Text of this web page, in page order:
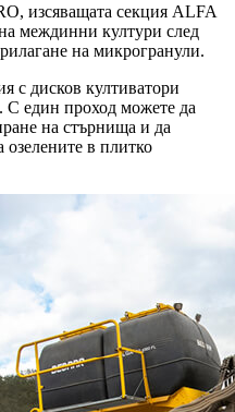
изсяващата секция ALFA
междинни култури след
на микрогранули.
с дисков култиватори
С един проход можете да
на стърнища и да
озелените в плитко